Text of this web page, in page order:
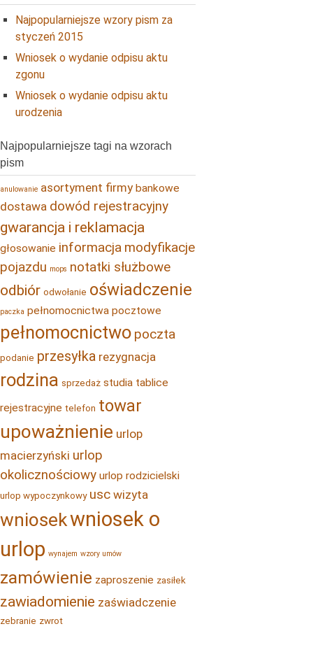
Najpopularniejsze wzory pism za
styczeń 2015
Wniosek o wydanie odpisu aktu
zgonu
Wniosek o wydanie odpisu aktu
urodzenia
Najpopularniejsze tagi na wzorach
pism
anulowanie asortyment firmy bankowe
dostawa dowód rejestracyjny
gwarancja i reklamacja
głosowanie informacja modyfikacje
pojazdu mops notatki służbowe
odbiór odwołanie oświadczenie
paczka pełnomocnictwa pocztowe
pełnomocnictwo poczta
podanie przesyłka rezygnacja
rodzina sprzedaż studia tablice
rejestracyjne telefon towar
upoważnienie urlop
macierzyński urlop
okolicznościowy urlop rodzicielski
urlop wypoczynkowy usc wizyta
wniosekwniosek o
urlop wynajem wzory umów
zamówienie zaproszenie zasiłek
zawiadomienie zaświadczenie
zebranie zwrot